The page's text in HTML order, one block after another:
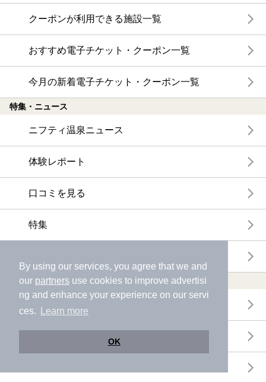
By using our services, you agree that we and
our partners use cookies to improve advertisi
ng and enhance your experience on our servi
ces.
Learn more
OK
クーポンが利用できる施設一覧
おすすめ電子チケット・クーポン一覧
今月の新着電子チケット・クーポン一覧
特集・ニュース
ニフティ温泉ニュース
体験レポート
口コミを見る
特集
温浴施設ランキング